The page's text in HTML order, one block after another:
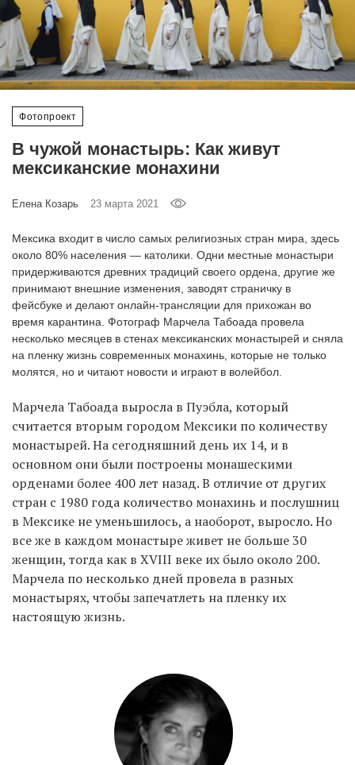
EN
UA
Фотопроект
В чужой монастырь: Как живут
мексиканские монахини
Елена Козарь 23 марта 2021
Мексика входит в число самых религиозных стран мира, здесь
около 80% населения — католики. Одни местные монастыри
придерживаются древних традиций своего ордена, другие же
принимают внешние изменения, заводят страничку в
фейсбуке и делают онлайн-трансляции для прихожан во
время карантина. Фотограф Марчела Табоада провела
несколько месяцев в стенах мексиканских монастырей и сняла
на пленку жизнь современных монахинь, которые не только
молятся, но и читают новости и играют в волейбол.
Марчела Табоада выросла в Пуэбла, который
считается вторым городом Мексики по количеству
монастырей. На сегодняшний день их 14, и в
основном они были построены монашескими
орденами более 400 лет назад. В отличие от других
стран с 1980 года количество монахинь и послушниц
в Мексике не уменьшилось, а наоборот, выросло. Но
все же в каждом монастыре живет не больше 30
женщин, тогда как в XVIII веке их было около 200.
Марчела по несколько дней провела в разных
монастырях, чтобы запечатлеть на пленку их
настоящую жизнь.